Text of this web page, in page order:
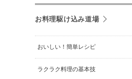
お料理駆け込み道場
おいしい！簡単レシピ
ラクラク料理の基本技